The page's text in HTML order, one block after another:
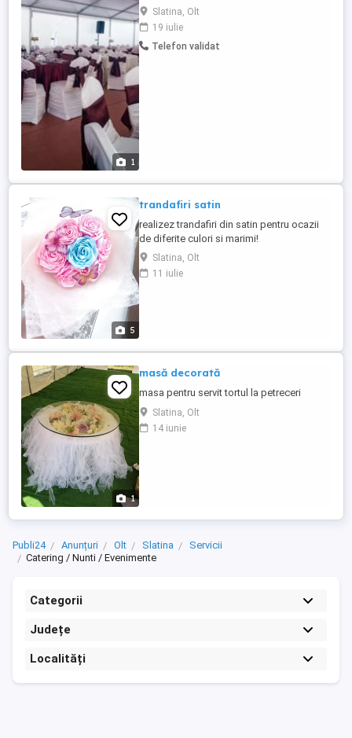
1
5m, capacitati x100 mp Bucură-te de un
eveniment memorabil și plin de rafinament
cu ajutorul cortului nostru de închiriat,
complet echipat pentru a satisface cele
Slatina, Olt
19 iulie
Telefon validat
5
trandafiri satin
realizez trandafiri din satin pentru ocazii
de diferite culori si marimi!
Slatina, Olt
11 iulie
1
masă decorată
masa pentru servit tortul la petreceri
Slatina, Olt
14 iunie
Publi24 Anunțuri Olt Slatina
Servicii
Catering / Nunti / Evenimente
Categorii
Județe
Localități